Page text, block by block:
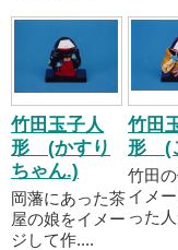
竹田玉子人
形 (かすり
ちゃん.)
岡藩にあった茶
屋の娘をイメー
ジして作....
竹田
形 (
竹田
イメ
った